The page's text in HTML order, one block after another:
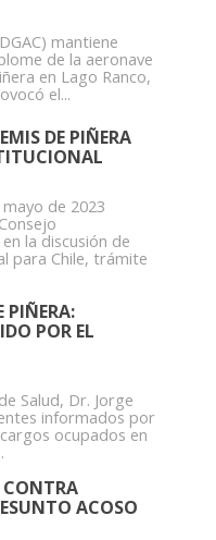
mantiene
de la aeronave
en Lago Ranco,
el...
DE PIÑERA
de 2023
la discusión de
para Chile, trámite
PIÑERA:
POR EL
Salud, Dr. Jorge
informados por
ocupados en
CONTRA
ACOSO